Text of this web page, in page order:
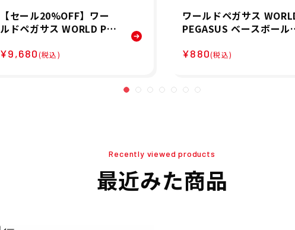
【セール20%OFF】ワー
ルドペガサス WORLD PE
ートディピロー WEABP9
¥9,680(税込)
ワールドペガサス
PEGASUS ベースボール
ち グラブインナーブラシ
¥880(税込)
Recently viewed products
最近みた商品